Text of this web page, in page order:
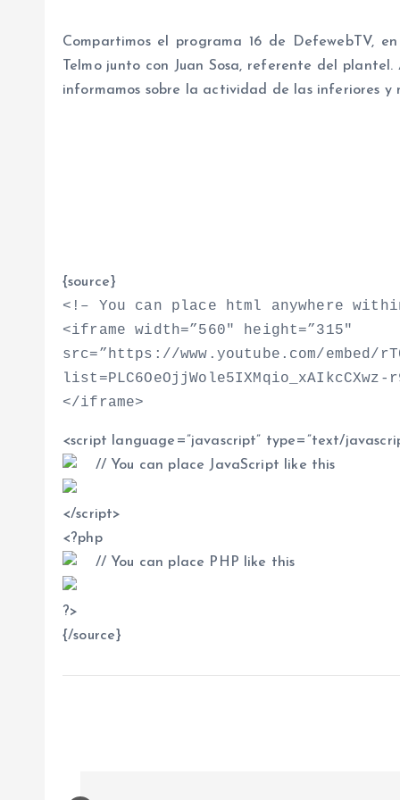
Compartimos el programa 16 de DefewebTV,
Telmo junto con Juan Sosa, referente del
informamos sobre la actividad de las inferiores y
{source}
< !– You can place html anywhere
<iframe width=”560″ height=”315″
src=”https://www.youtube.com/embed/
</iframe>
<script language=”javascript” type=”text/
// You can place JavaScript like this
</script>
<?php
// You can place PHP like this
?>
{/source}